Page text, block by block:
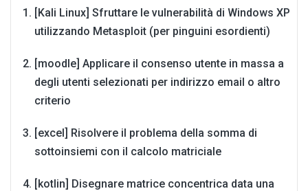
[Kali Linux] Sfruttare le vulnerabilità di Windows XP
utilizzando Metasploit (per pinguini esordienti)
[moodle] Applicare il consenso utente in massa a
degli utenti selezionati per indirizzo email o altro
criterio
[excel] Risolvere il problema della somma di
sottoinsiemi con il calcolo matriciale
[kotlin] Disegnare matrice concentrica data una